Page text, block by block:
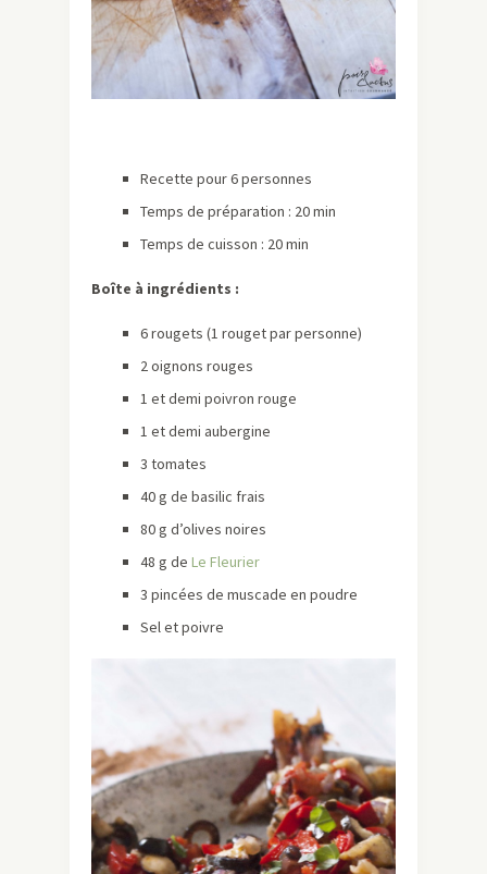
Recette pour 6 personnes
Temps de préparation : 20 min
Temps de cuisson : 20 min
Boîte à ingrédients :
6 rougets (1 rouget par personne)
2 oignons rouges
1 et demi poivron rouge
1 et demi aubergine
3 tomates
40 g de basilic frais
80 g d’olives noires
48 g de Le Fleurier
3 pincées de muscade en poudre
Sel et poivre